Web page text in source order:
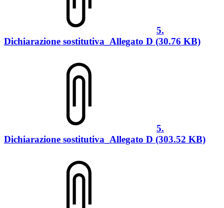
5.
Dichiarazione sostitutiva_Allegato D (30.76 KB)
5.
Dichiarazione sostitutiva_Allegato D (303.52 KB)